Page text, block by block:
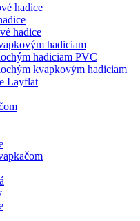
hadice
hadice
hadiciam
hadiciam PVC
kvapkovým hadiciam
Layflat